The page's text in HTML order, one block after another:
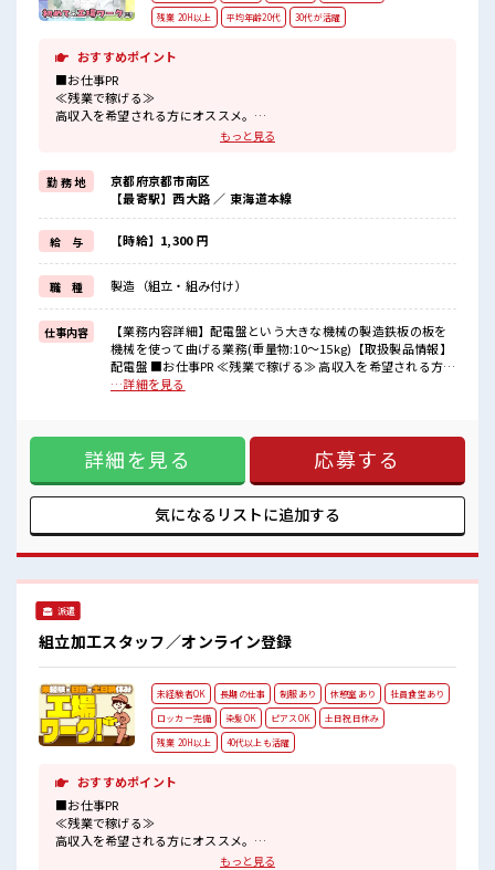
残業 20H以上
平均年齢20代 30代が活躍
おすすめポイント
■お仕事PR
≪残業で稼げる≫
高収入を希望される方にオススメ。
残業は月20時間以上あります♪
週末は家族や友人と一緒にプライベート満喫！
≪モチベーションもUP≫
派手過ぎなければ髪型や髪色自由♪
(規定有)≪動きやすい制服アリ≫
制服があるので、
毎日の服装の悩み解消♪
≪未経験OKの仕事≫
新しいことにチャレンジするのは不安だけど、
しっかり働く環境が整っています！
イチからスキルUP・ステップUP目指していきましょう！
■職場の雰囲気
キバツ過ぎなければ髪色・髪型は自由！
しっかり休める休憩室あり！
オンオフの切替もできちゃう！
もっと見る
勤 務 地
京都府京都市南区
【最寄駅】西大路 ／ 東海道本線
給 与 【時給】1,300 円
職 種 製造（組立・組み付け）
仕事内容
【業務内容詳細】配電盤という大きな機械の製造鉄板の板を
機械を使って曲げる業務(重量物:10～15kg)【取扱製品情報】
配電盤 ■お仕事PR ≪残業で稼げる≫ 高収入を希望される方に
オススメ。 残業は月20時間以上あります♪ ≪週休2日制≫ 週
やすい制服アリ≫ 制服があるので、 毎日の服装の悩み解消♪
≪未経験OKの仕事≫ 新しいことにチャレンジするのは不安だ
けど、 しっかり働く環境が整っています！ イチからスキル
UP・ステップUP目指していきましょう！ ■職場の雰囲気 キ
バツ過ぎなければ髪色・髪型は自由！ あなたの個性を大事に
できます♪ ≪20代の方が多数活躍中の職場≫ しっかり休める
…詳細を見る
詳細を見る 応募する
気になるリストに追加する
派遣
組立加工スタッフ／オンライン登録
未経験者OK 長期の仕事 制服あり 休憩室あり
社員食堂あり
ロッカー完備
染髪OK ピアスOK
土日祝日休み
残業 20H以上
40代以上も活躍
おすすめポイント
■お仕事PR
≪残業で稼げる≫
高収入を希望される方にオススメ。
残業は月20時間以上あります♪もっと見る